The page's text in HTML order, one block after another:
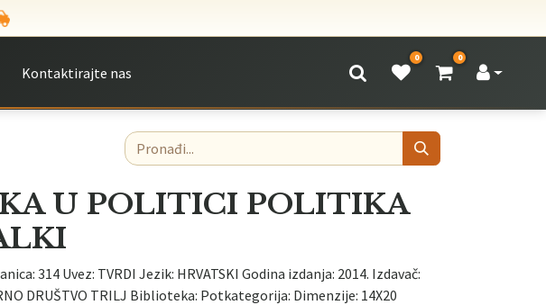
Kontaktirajte nas
0 0
U POLITICI POLITIKA
314 Uvez: TVRDI Jezik: HRVATSKI Godina izdanja: 2014. Izdavač:
DRUŠTVO TRILJ Biblioteka: Potkategorija: Dimenzije: 14X20